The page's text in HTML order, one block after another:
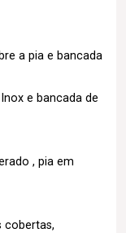
a pia e bancada
e bancada de
, pia em
cobertas,